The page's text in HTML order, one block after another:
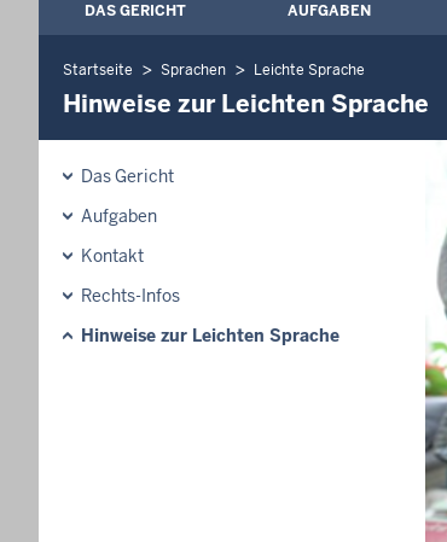
Hauptmenü: Hauptnavigation
DAS GERICHT AUFGABEN
Startseite Sprachen Leichte Sprache
Hinweise zur Leichten Sprache
Das Gericht
Aufgaben
Kontakt
Rechts-Infos
Hinweise zur Leichten Sprache